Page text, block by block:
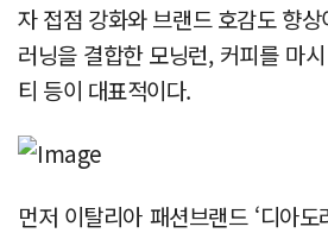
자 접점 강화와 브랜드 호감도 향
러닝을 결합한 모닝런, 커피를 마
티 등이 대표적이다.
먼저 이탈리아 패션브랜드 ‘디아